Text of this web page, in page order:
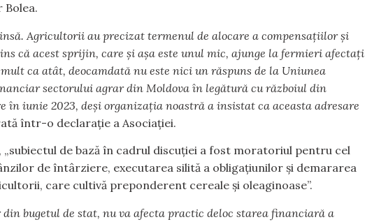
Agricultorii au precizat termenul de alocare a compensațiilor și
că acest sprijin, care și așa este unul mic, ajunge la fermieri afectați
ca atât, deocamdată nu este nici un răspuns de la Uniunea
sectorului agrar din Moldova în legătură cu războiul din
iunie 2023, deși organizația noastră a insistat ca aceasta adresare
într-o declarație a Asociației.
de bază în cadrul discuției a fost moratoriul pentru cel
de întârziere, executarea silită a obligațiunilor și demararea
care cultivă preponderent cereale și oleaginoase”.
bugetul de stat, nu va afecta practic deloc starea financiară a